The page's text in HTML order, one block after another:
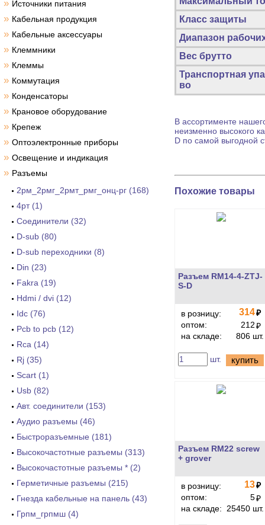
» Источники питания
» Кабельная продукция
» Кабельные аксессуары
» Клеммники
» Клеммы
» Коммутация
» Конденсаторы
» Крановое оборудование
» Крепеж
» Оптоэлектронные приборы
» Освещение и индикация
» Разъемы
2рм_2рмг_2рмт_рмг_онц-рг (168)
4рт (1)
Cоединители (32)
D-sub (80)
D-sub переходники (8)
Din (23)
Fakra (19)
Hdmi / dvi (12)
Idc (76)
Pcb to pcb (12)
Rca (14)
Rj (35)
Scart (1)
Usb (82)
Авт. соединители (153)
Аудио разъемы (46)
Быстроразъемные (181)
Высокочастотные разъемы (313)
Высокочастотные разъемы * (2)
Герметичные разъемы (215)
Гнезда кабельные на панель (43)
Грпм_грпмш (4)
Класс защиты
Диапазон
Вес брутто
Транспортная
во
В ассортименте
неизменно высокого
D по самой выгодной
Похожие товары
Разъем RM14-4-ZTJ-
S-D
в розницу: 314₽
оптом:
212₽
на складе:
806 шт.
шт. купить
Разъем RM22 screw
+ grover
в розницу: 13₽
оптом:
5₽
на складе:
25450 шт.